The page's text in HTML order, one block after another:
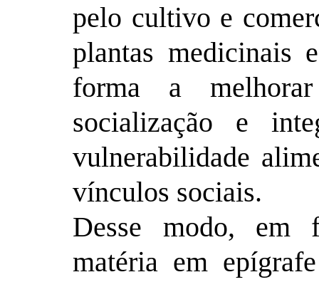
pelo cultivo e
plantas medicinais
forma a
socialização e
vulnerabilidade
vínculos sociais.
Desse modo, em
matéria em